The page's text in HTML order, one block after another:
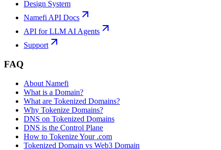
Design System
Namefi API Docs
API for LLM AI Agents
Support
FAQ
About Namefi
What is a Domain?
What are Tokenized Domains?
Why Tokenize Domains?
DNS on Tokenized Domains
DNS is the Control Plane
How to Tokenize Your .com
Tokenized Domain vs Web3 Domain